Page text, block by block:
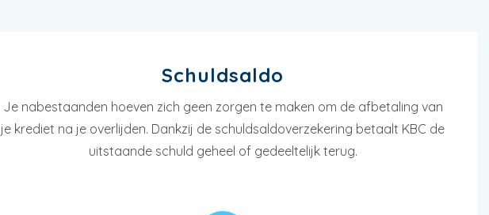
Schuldsaldo
Je nabestaanden hoeven zich geen zorgen te maken om de afbetaling van
je krediet na je overlijden. Dankzij de schuldsaldoverzekering betaalt KBC de
uitstaande schuld geheel of gedeeltelijk terug.